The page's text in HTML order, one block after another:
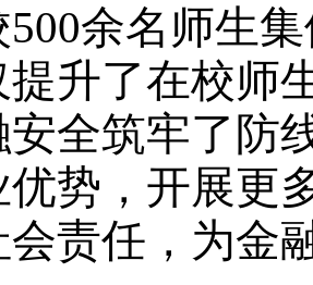
余名师生
升了在校师
全筑牢了防
势，开展更
责任，为金